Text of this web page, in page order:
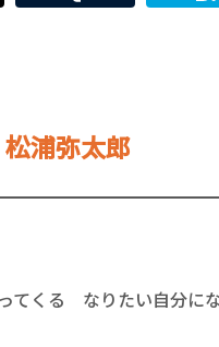
浦弥太郎
てくる なりたい自分に